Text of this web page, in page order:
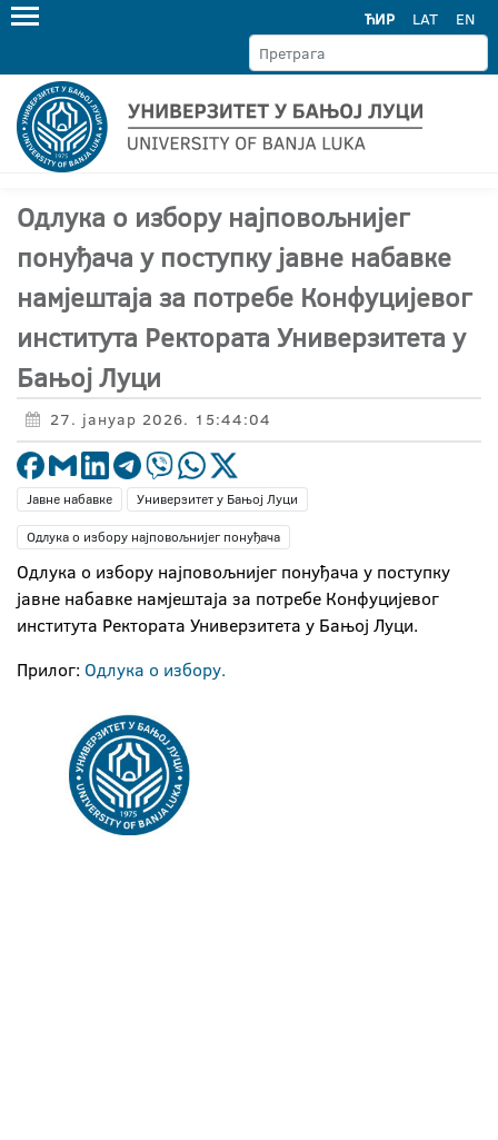
ЋИР LAT EN
Одлука о избору најповољнијег
понуђача у поступку јавне набавке
намјештаја за потребе Конфуцијевог
института Ректората Универзитета у
Бањој Луци
27. јануар 2026. 15:44:04
Јавне набавке
Универзитет у Бањој Луци
Одлука о избору најповољнијег понуђача
Одлука о избору најповољнијег понуђача у поступку
јавне набавке намјештаја за потребе Конфуцијевог
института Ректората Универзитета у Бањој Луци.
Прилог: Одлука о избору.